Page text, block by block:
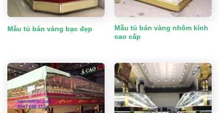
Mẫu tủ bán vàng bạc đẹp
Mẫu tủ bán vàng nhôm kính
cao cấp